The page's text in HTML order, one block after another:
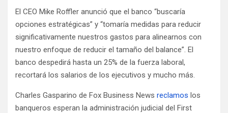
El CEO Mike Roffler anunció que el banco “buscaría
opciones estratégicas” y “tomaría medidas para reducir
significativamente nuestros gastos para alinearnos con
nuestro enfoque de reducir el tamaño del balance”. El
banco despedirá hasta un 25% de la fuerza laboral,
recortará los salarios de los ejecutivos y mucho más.
Charles Gasparino de Fox Business News reclamos los
banqueros esperan la administración judicial del First